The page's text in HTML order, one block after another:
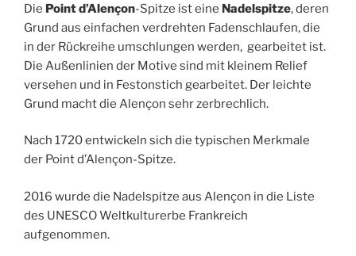
Die Point d’Alençon-Spitze ist eine Nadelspitze, deren
Grund aus einfachen verdrehten Fadenschlaufen, die
in der Rückreihe umschlungen werden, gearbeitet ist.
Die Außenlinien der Motive sind mit kleinem Relief
versehen und in Festonstich gearbeitet. Der leichte
Grund macht die Alençon sehr zerbrechlich.
Nach 1720 entwickeln sich die typischen Merkmale
der Point d’Alençon-Spitze.
2016 wurde die Nadelspitze aus Alençon in die Liste
des UNESCO Weltkulturerbe Frankreich
aufgenommen.